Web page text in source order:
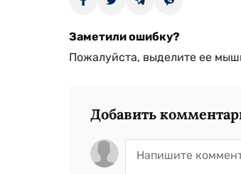
Заметили ошибку?
Пожалуйста, выделите ее
Добавить